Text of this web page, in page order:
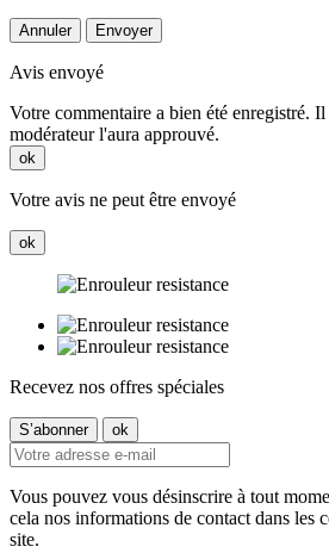
Annuler Envoyer
Avis envoyé
Votre commentaire a bien été enregistré.
modérateur l'aura approuvé.
ok
Votre avis ne peut être envoyé
ok
Recevez nos offres spéciales
Vous pouvez vous désinscrire à tout
cela nos informations de contact dans les
site.